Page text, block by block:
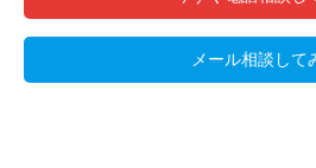
メール相談して